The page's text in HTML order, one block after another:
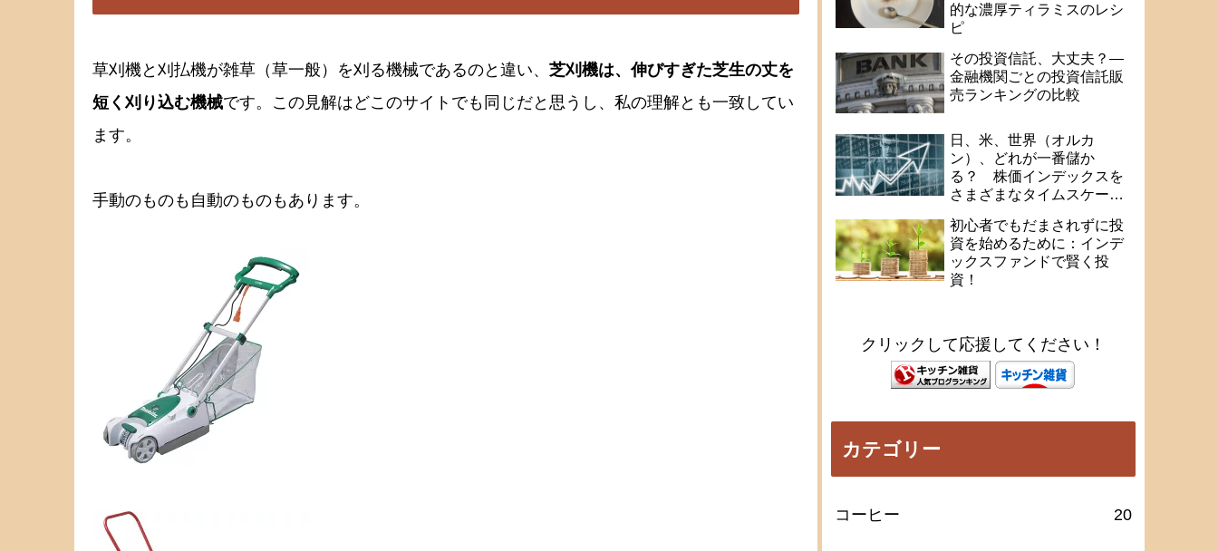
草刈機と刈払機が雑草（草一般）を刈る機械であるのと違い、 芝刈機は、伸びすぎた芝生の丈を
短く刈り込む機械です。この見解はどこのサイトでも同じだと思うし、私の理解とも一致してい
ます。
手動のものも自動のものもあります。
的な濃厚ティラミスのレシ
ピ
その投資信託、大丈夫？―
金融機関ごとの投資信託販
売ランキングの比較
日、米、世界（オルカ
ン）、どれが一番儲か
る？ 株価インデックスを
さまざまなタイムスケール
初心者でもだまされずに投
資を始めるために：インデ
ックスファンドで賢く投
資！
クリックして応援してください！
カテゴリー
コーヒー 20